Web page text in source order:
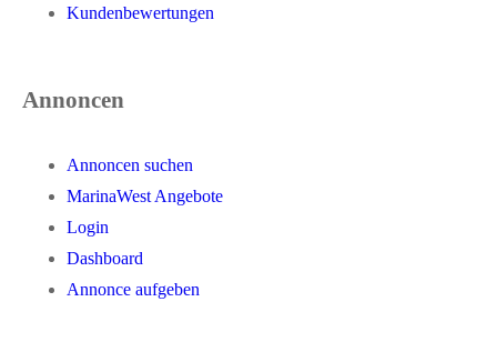
Kundenbewertungen
Annoncen
Annoncen suchen
MarinaWest Angebote
Login
Dashboard
Annonce aufgeben